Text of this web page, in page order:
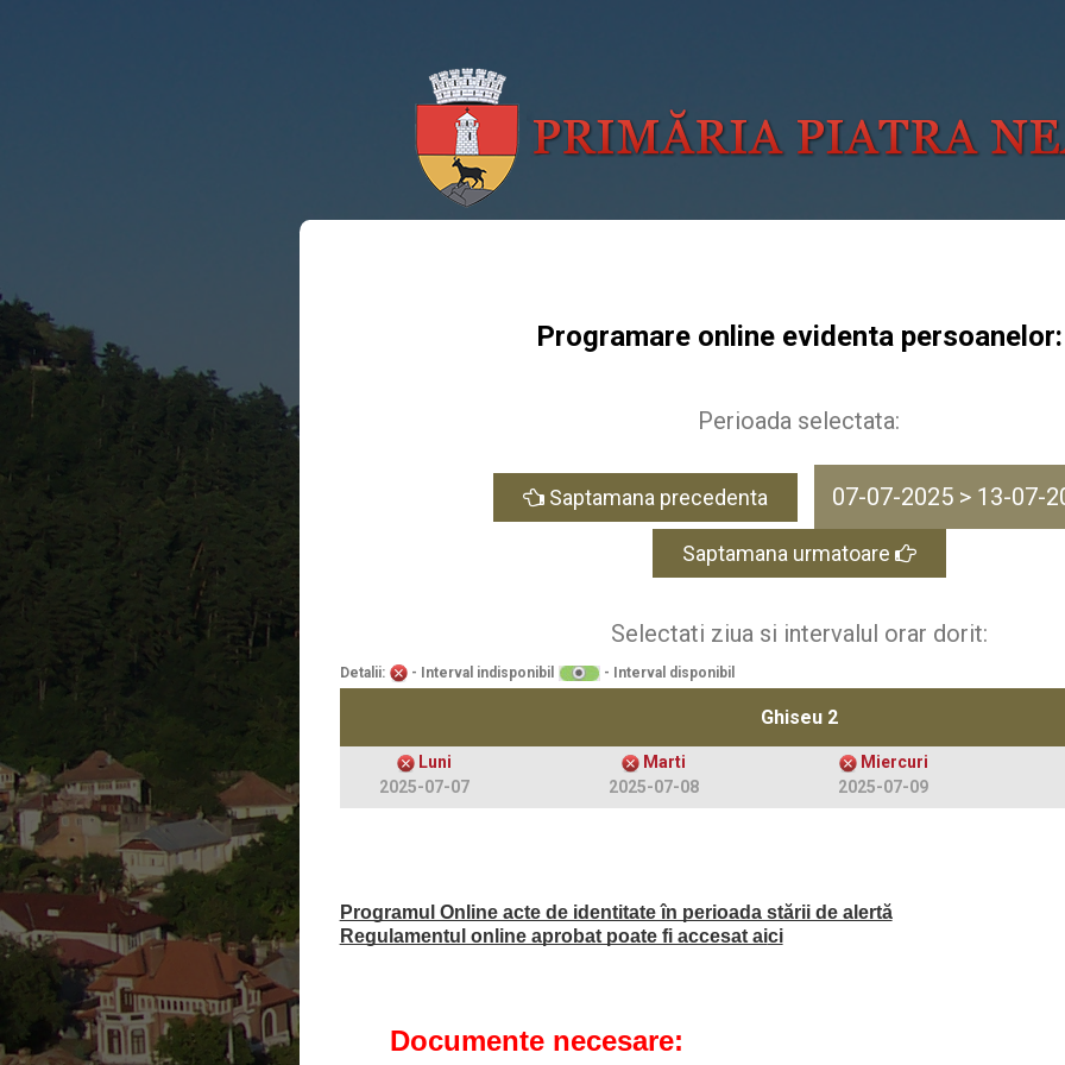
Programare online evidenta persoanelor:
Perioada selectata:
Saptamana precedenta 07-07-2025 > 13-07-
Saptamana urmatoare
Selectati ziua si intervalul orar dorit:
Detalii: - Interval indisponibil - Interval disponibil
Ghiseu 2
Luni
2025-07-07
Marti
2025-07-08
Miercuri
2025-07-09
Programul Online acte de identitate în perioada stării de alertă
Regulamentul online aprobat poate fi accesat aici
Documente necesare: